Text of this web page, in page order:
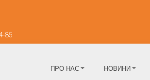
85
ПРО НАС НОВИНИ